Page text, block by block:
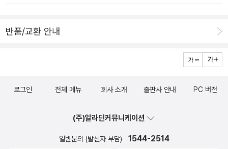
형만 있고 나는 없다> <먼클 트록> <내 동생은 렌탈 로봇> 중에서 2
이 신간도서에 관심을 더 많이 갖게 된다.최근 아이들과 <캡슐 마녀
의 수리수리약국>을 재밌게 읽었는데, 비룡소 신간도서 안내 메일을
받고 관심이 확 쏠린다. 왜냐면 내가 수업하는 1~2반 교실에 우리 책
된 책을 몽땅 꽂았다. 이 책도 캡슐마녀와 더불어 아이들이 좋아 할 거
으로 학교생활을 실감 나게 그려낸 「빅 네이트」 시리즈 1권 『교실은
내가 접수한다!』이 시리즈는 만화가이자 작가인 링컨 퍼스가 쓴 동화
반품/교환 안내
로그인 전체 메뉴 회사 소개 출판사 안내 PC 버전
(주)알라딘커뮤니케이션
일반문의 (발신자 부담) 1544-2514